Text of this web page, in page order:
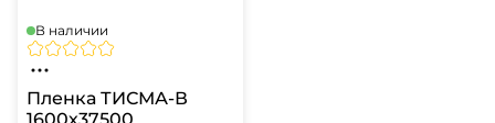
В наличии
Пленка ТИСМА-В